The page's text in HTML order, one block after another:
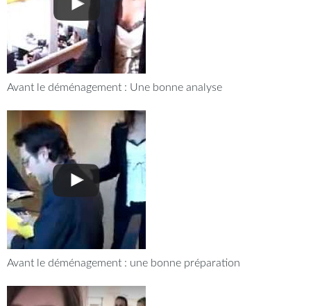
Avant le déménagement : Une bonne analyse
Avant le déménagement : une bonne préparation